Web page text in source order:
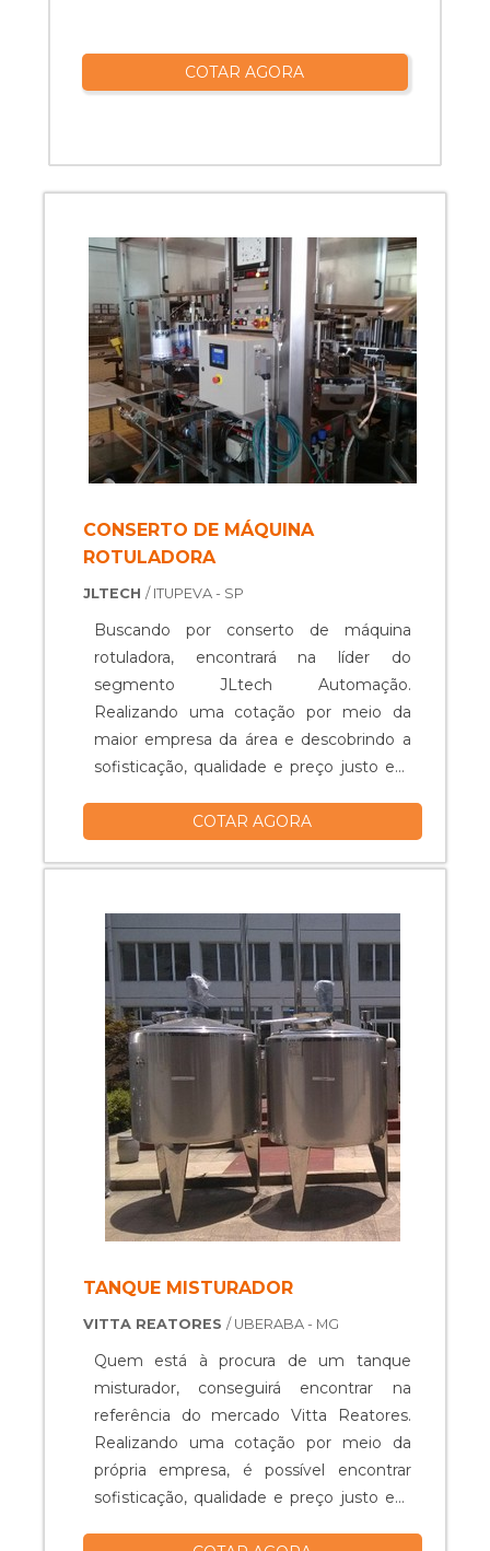
COTAR AGORA
CONSERTO DE MÁQUINA
ROTULADORA
JLTECH / ITUPEVA - SP
Buscando por conserto de máquina
rotuladora, encontrará na líder do
segmento JLtech Automação.
Realizando uma cotação por meio da
maior empresa da área e descobrindo a
sofisticação, qualidade e preço justo em
IMPORTANTES DE CONSERTO DE
quer achar conserto de máquina
vai até o site da JLtech Automação. A
empresa trabalha com fabricação de
painéi...
COTAR AGORA
TANQUE MISTURADOR
VITTA REATORES / UBERABA - MG
Quem está à procura de um tanque
misturador, conseguirá encontrar na
referência do mercado Vitta Reatores.
Realizando uma cotação por meio da
própria empresa, é possível encontrar
sofisticação, qualidade e preço justo em